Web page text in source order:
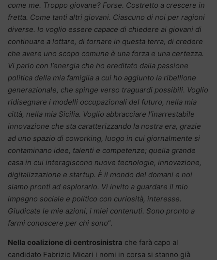
come me. Troppo giovane? Forse. Costretto a crescere in
fretta. Come tanti altri giovani. Ciascuno di noi per ragioni
diverse. Io voglio essere capace di chiedere ai giovani di
continuare a lottare, di tornare in questa terra, di credere
che avere uno scopo comune è una forza e una certezza.
Vi parlo con l’energia che ho ereditato dalla passione
politica della mia famiglia a cui ho aggiunto la ribellione
generazionale, che spinge verso traguardi possibili. Voglio
ridisegnare i modelli occupazionali del futuro, nella mia
città, nella mia Sicilia. Voglio abbracciare l’inarrestabile
innovazione che sta caratterizzando la nostra era, grazie
ad uno spazio di coworking, luogo in cui giornalmente si
contaminano idee, talenti e competenze; quella grande
casa in cui interagiscono nuove tecnologie, innovazione,
digitalizzazione e startup. È il mondo del domani e noi
siamo pronti ad esplorarlo. Vi invito a guardare il mio
impegno sociale e politico con curiosità, interesse.
Giudicate le mie azioni, i miei contenuti. Sono pronto a
farmi conoscere per chi sono“.
Nella coalizione di centrosinistra che farà capo al
candidato Fabrizio Micari i nomi in corsa si stanno già